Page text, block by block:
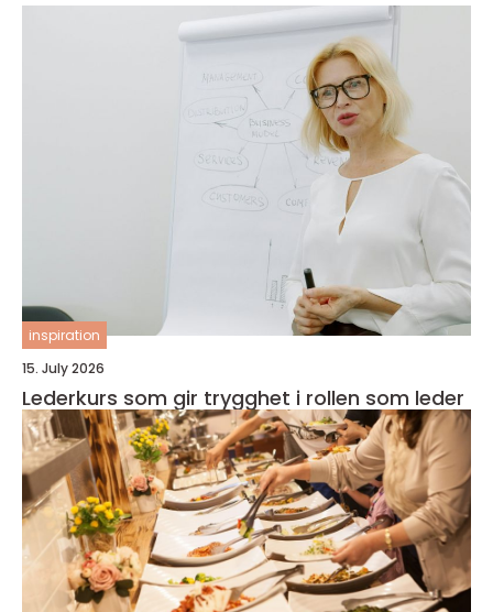
inspiration
15. July 2026
Lederkurs som gir trygghet i rollen som leder